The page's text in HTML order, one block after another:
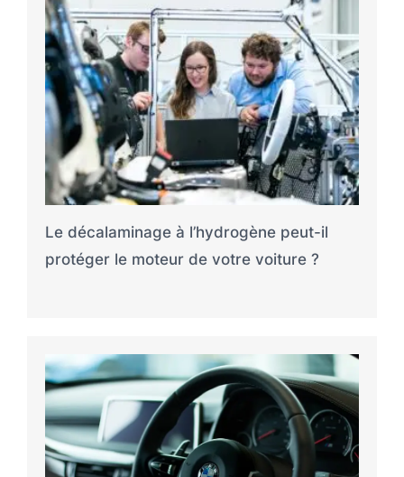
Le décalaminage à l’hydrogène peut-il
protéger le moteur de votre voiture ?